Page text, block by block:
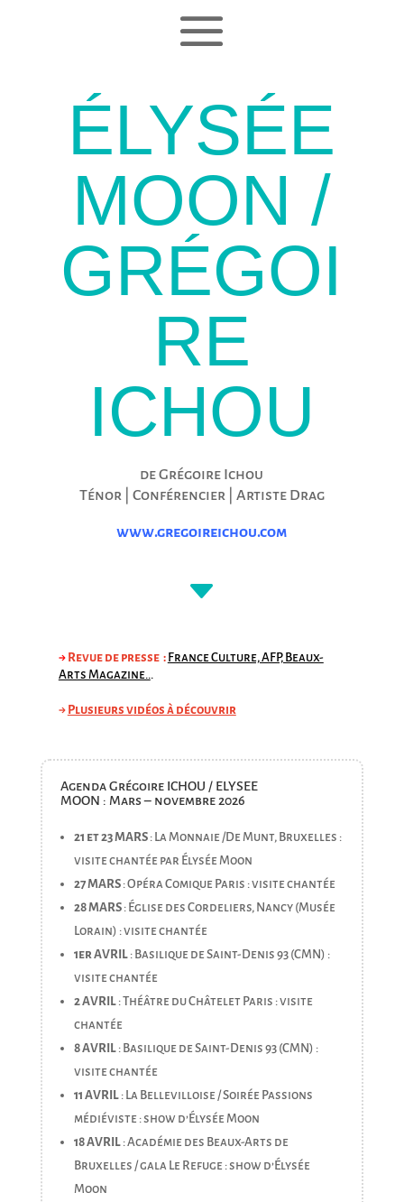
ÉLYSÉE
MOON /
GRÉGOI
RE
ICHOU
de Grégoire Ichou
Ténor | Conférencier | Artiste Drag
www.gregoireichou.com
C
→ Revue de presse : France Culture, AFP, Beaux-
Arts Magazine...
→ Plusieurs vidéos à découvrir
Agenda Grégoire ICHOU / ELYSEE
MOON : Mars – novembre 2026
21 et 23 MARS: La Monnaie /De Munt, Bruxelles :
visite chantée par Élysée Moon
27 MARS: Opéra Comique Paris : visite chantée
28 MARS: Église des Cordeliers, Nancy (Musée
Lorain) : visite chantée
1er AVRIL: Basilique de Saint-Denis 93 (CMN) :
visite chantée
2 AVRIL: Théâtre du Châtelet Paris : visite
chantée
8 AVRIL: Basilique de Saint-Denis 93 (CMN) :
visite chantée
11 AVRIL: La Bellevilloise / Soirée Passions
médiéviste : show d’Élysée Moon
18 AVRIL: Académie des Beaux-Arts de
Bruxelles / gala Le Refuge : show d’Élysée
Moon